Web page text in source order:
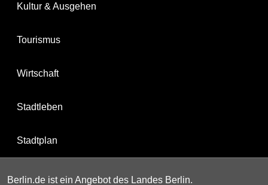
Kultur & Ausgehen
Tourismus
Wirtschaft
Stadtleben
Stadtplan
Berlin.de ist ein Angebot des Landes Berlin.